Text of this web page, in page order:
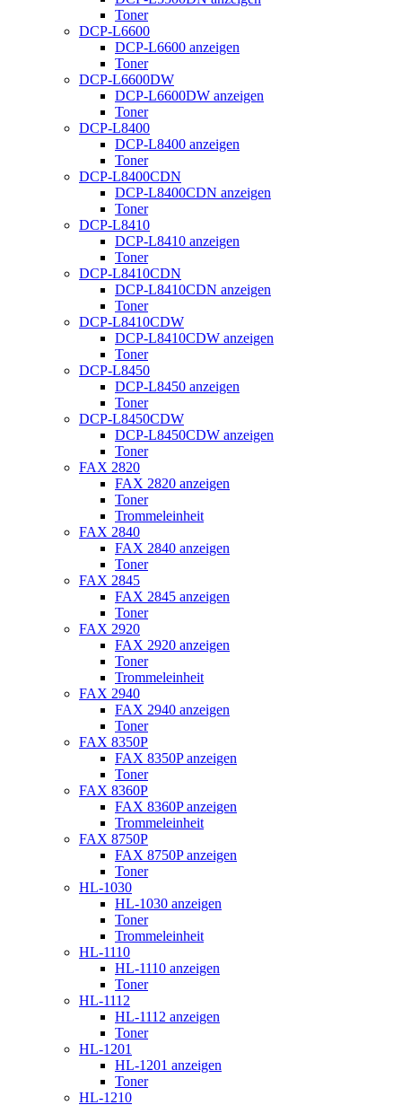
Toner
DCP-L6600
DCP-L6600 anzeigen
Toner
DCP-L6600DW
DCP-L6600DW anzeigen
Toner
DCP-L8400
DCP-L8400 anzeigen
Toner
DCP-L8400CDN
DCP-L8400CDN anzeigen
Toner
DCP-L8410
DCP-L8410 anzeigen
Toner
DCP-L8410CDN
DCP-L8410CDN anzeigen
Toner
DCP-L8410CDW
DCP-L8410CDW anzeigen
Toner
DCP-L8450
DCP-L8450 anzeigen
Toner
DCP-L8450CDW
DCP-L8450CDW anzeigen
Toner
FAX 2820
FAX 2820 anzeigen
Toner
Trommeleinheit
FAX 2840
FAX 2840 anzeigen
Toner
FAX 2845
FAX 2845 anzeigen
Toner
FAX 2920
FAX 2920 anzeigen
Toner
Trommeleinheit
FAX 2940
FAX 2940 anzeigen
Toner
FAX 8350P
FAX 8350P anzeigen
Toner
FAX 8360P
FAX 8360P anzeigen
Trommeleinheit
FAX 8750P
FAX 8750P anzeigen
Toner
HL-1030
HL-1030 anzeigen
Toner
Trommeleinheit
HL-1110
HL-1110 anzeigen
Toner
HL-1112
HL-1112 anzeigen
Toner
HL-1201
HL-1201 anzeigen
Toner
HL-1210